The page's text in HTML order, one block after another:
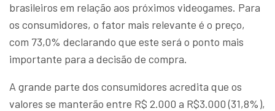
brasileiros em relação aos próximos videogames. Para
os consumidores, o fator mais relevante é o preço,
com 73,0% declarando que este será o ponto mais
importante para a decisão de compra.
A grande parte dos consumidores acredita que os
valores se manterão entre R$ 2.000 a R$3.000 (31,8%),